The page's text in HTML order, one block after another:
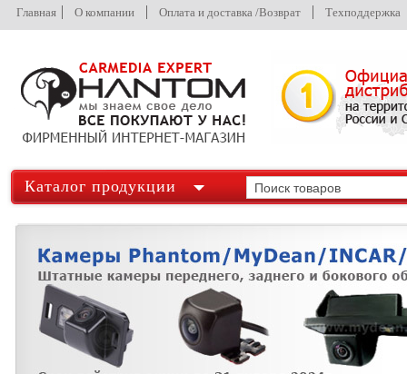
Главная О компании Оплата и доставка /Возврат Техподдержка
Каталог продукции